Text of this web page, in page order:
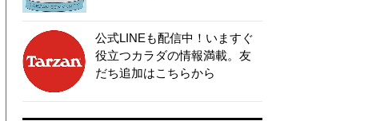
公式LINEも配信中！いますぐ
役立つカラダの情報満載。友
だち追加はこちらから